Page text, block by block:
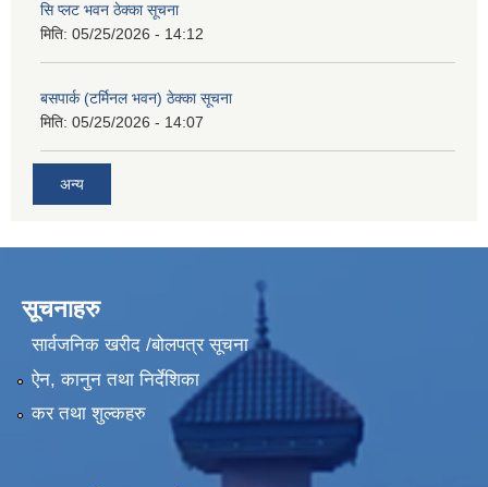
सि प्लट भवन ठेक्का सूचना
मिति: 05/25/2026 - 14:12
बसपार्क (टर्मिनल भवन) ठेक्का सूचना
मिति: 05/25/2026 - 14:07
अन्य
सूचनाहरु
सार्वजनिक खरीद /बोलपत्र सूचना
ऐन, कानुन तथा निर्देशिका
कर तथा शुल्कहरु